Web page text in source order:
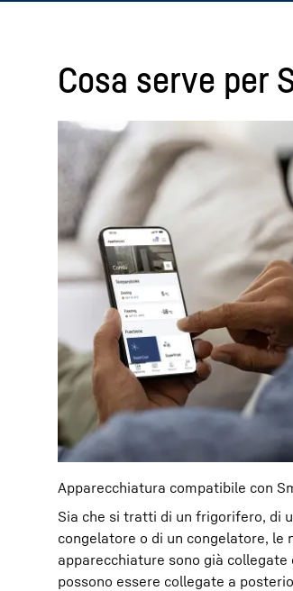
Cosa serve per
Apparecchiatura compatibile con
Sia che si tratti di un frigorifero, di
congelatore o di un congelatore, le
apparecchiature sono già collegate
possono essere collegate a